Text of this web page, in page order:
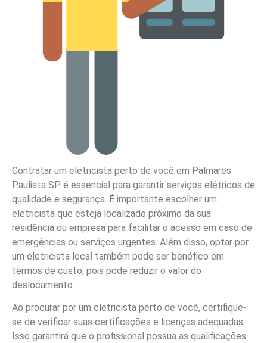
Contratar um eletricista perto de você em Palmares
Paulista SP é essencial para garantir serviços elétricos de
qualidade e segurança. É importante escolher um
eletricista que esteja localizado próximo da sua
residência ou empresa para facilitar o acesso em caso de
emergências ou serviços urgentes. Além disso, optar por
um eletricista local também pode ser benéfico em
termos de custo, pois pode reduzir o valor do
deslocamento.
Ao procurar por um eletricista perto de você, certifique-
se de verificar suas certificações e licenças adequadas.
Isso garantirá que o profissional possua as qualificações